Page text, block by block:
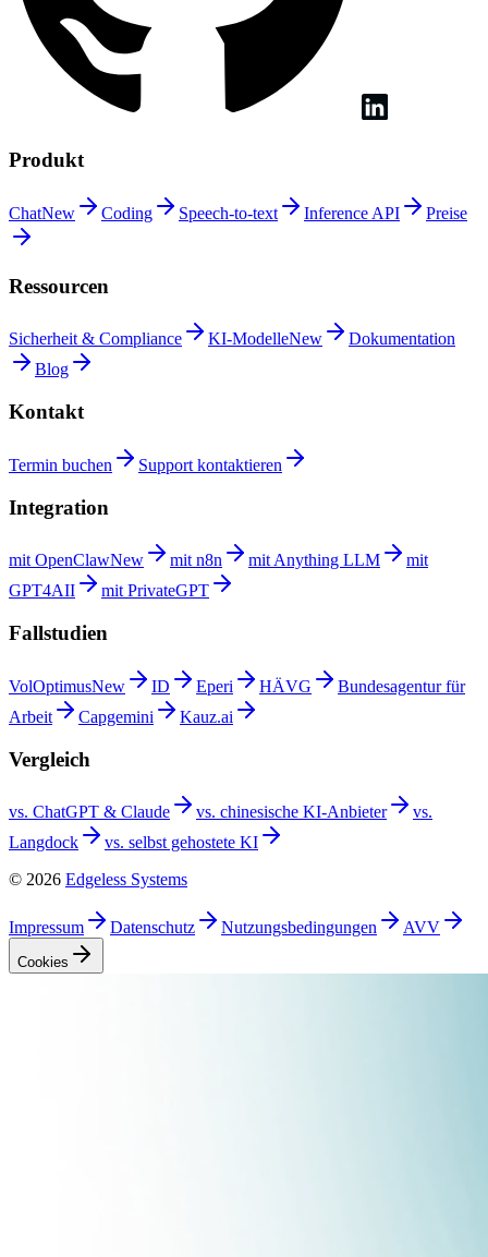
Produkt
ChatNew Coding Speech-to-text Inference API Preise
Ressourcen
Sicherheit & Compliance KI-ModelleNew
Dokumentation
Blog
Kontakt
Termin buchen Support kontaktieren
Integration
mit OpenClawNew mit n8n mit Anything LLM
mit
GPT4AII
mit PrivateGPT
Fallstudien
VolOptimusNew ID Eperi HÄVG
Bundesagentur für
Arbeit
Capgemini Kauz.ai
Vergleich
vs. ChatGPT & Claude vs. chinesische KI-Anbieter
vs.
Langdock
vs. selbst gehostete KI
© 2026 Edgeless Systems
Impressum Datenschutz Nutzungsbedingungen AVV
Cookies